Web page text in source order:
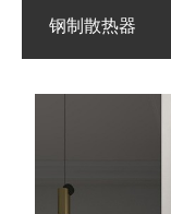
钢制散热器